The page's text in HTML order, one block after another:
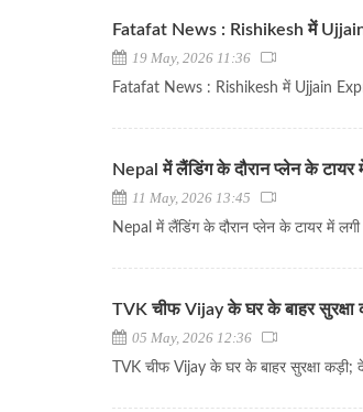
Fatafat News : Rishikesh में
19 May, 2026 11:36
Fatafat News : Rishikesh में Ujjain
Nepal में लैंडिंग के दौरान प्लेन के
11 May, 2026 13:45
Nepal में लैंडिंग के दौरान प्लेन के टायर में
TVK चीफ Vijay के घर के बाहर
05 May, 2026 12:36
TVK चीफ Vijay के घर के बाहर सुरक्षा